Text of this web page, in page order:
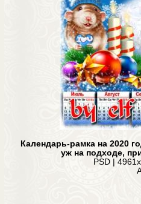
Календарь-рамка на 2020
уж на подходе,
PSD |